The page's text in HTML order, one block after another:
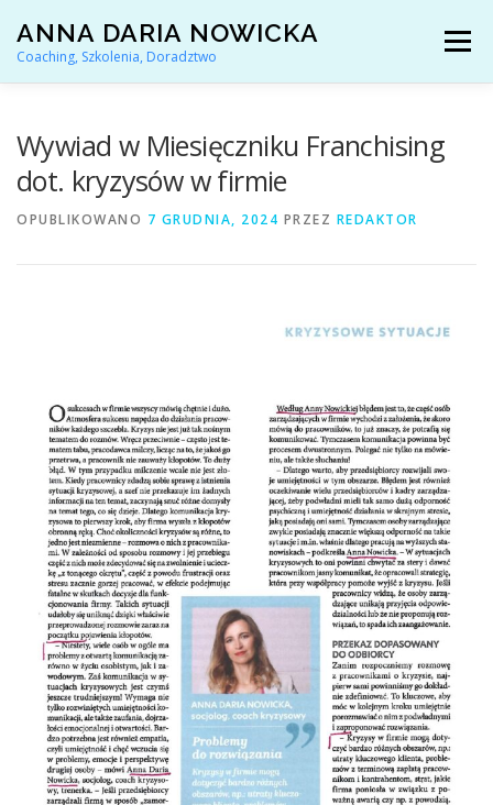
treści
ANNA DARIA NOWICKA
Coaching, Szkolenia, Doradztwo
Menu
Wywiad w Miesięczniku Franchising
dot. kryzysów w firmie
OPUBLIKOWANO 7 GRUDNIA, 2024 PRZEZ REDAKTOR